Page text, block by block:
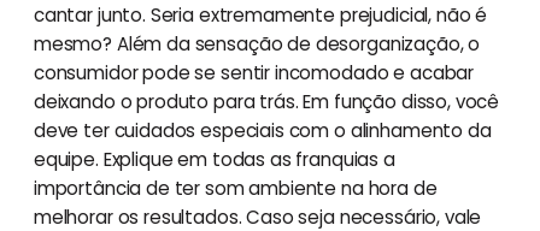
cantar junto. Seria extremamente prejudicial, não é
mesmo? Além da sensação de desorganização, o
consumidor pode se sentir incomodado e acabar
deixando o produto para trás. Em função disso, você
deve ter cuidados especiais com o alinhamento da
equipe. Explique em todas as franquias a
importância de ter som ambiente na hora de
melhorar os resultados. Caso seja necessário, vale